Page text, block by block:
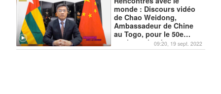
monde : Discours vidéo
de Chao Weidong,
Ambassadeur de Chine
au Togo, pour le 50e
anniversaire des
relations Chine-Togo
09:20, 19 sept. 2022